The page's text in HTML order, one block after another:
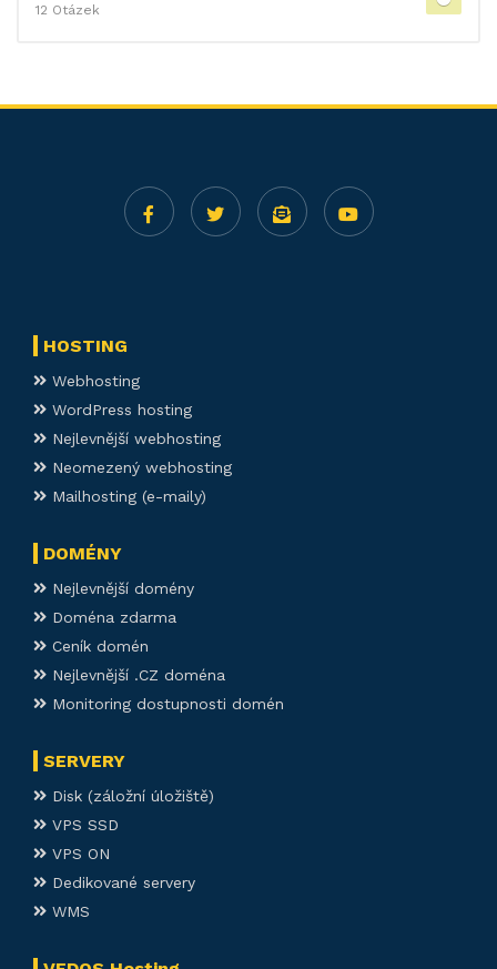
12 Otázek
HOSTING
Webhosting
WordPress hosting
Nejlevnější webhosting
Neomezený webhosting
Mailhosting (e-maily)
DOMÉNY
Nejlevnější domény
Doména zdarma
Ceník domén
Nejlevnější .CZ doména
Monitoring dostupnosti domén
SERVERY
Disk (záložní úložiště)
VPS SSD
VPS ON
Dedikované servery
WMS